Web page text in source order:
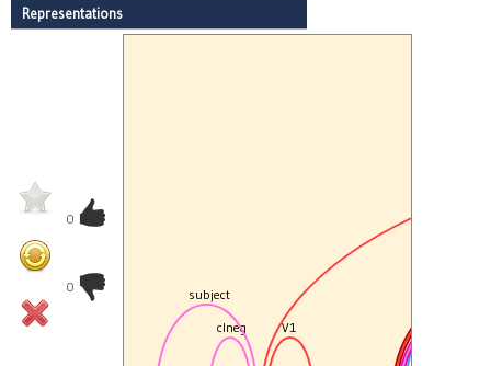
Representations
0
0
V1
clneg
subject